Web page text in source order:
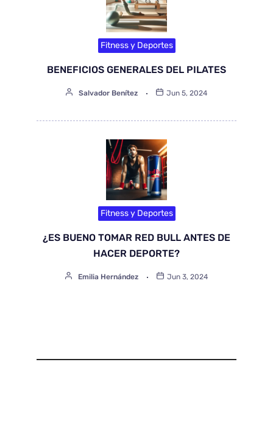
Fitness y Deportes
BENEFICIOS GENERALES DEL PILATES
Salvador Benítez Jun 5, 2024
Fitness y Deportes
¿ES BUENO TOMAR RED BULL ANTES DE
HACER DEPORTE?
Emilia Hernández Jun 3, 2024